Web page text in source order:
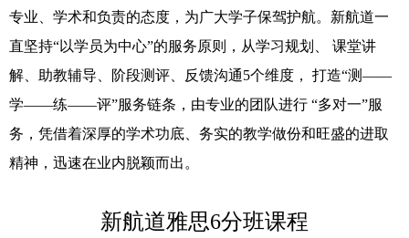
专业、学术和负责的态度，为广大学子保驾护航。新航道一
直坚持“以学员为中心”的服务原则，从学习规划、 课堂讲
解、助教辅导、阶段测评、反馈沟通5个维度， 打造“测——
学——练——评”服务链条，由专业的团队进行 “多对一”服
务，凭借着深厚的学术功底、务实的教学做份和旺盛的进取
精神，迅速在业内脱颖而出。
新航道雅思6分班课程